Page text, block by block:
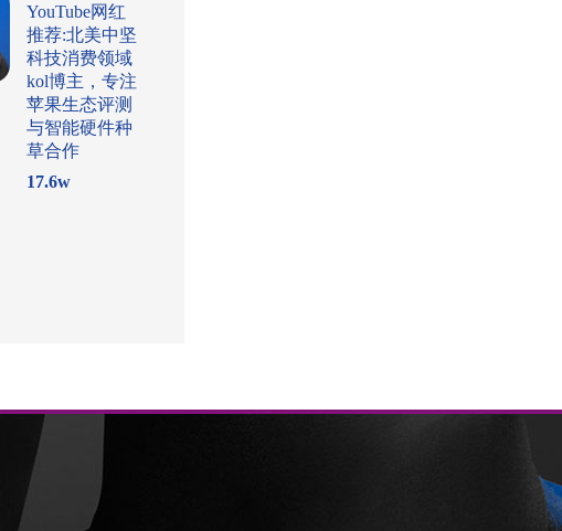
YouTube网红
推荐:北美中坚
科技消费领域
kol博主，专注
苹果生态评测
与智能硬件种
草合作
17.6w